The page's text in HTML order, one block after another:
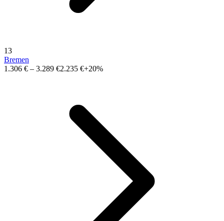
13
Bremen
1.306 € – 3.289 €2.235 €+20%